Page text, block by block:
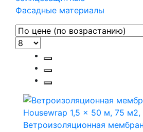
Фасадные материалы
Ветроизоляционная